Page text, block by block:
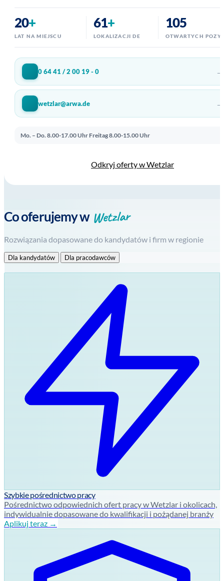
20+
LAT NA MIEJSCU
61+
LOKALIZACJI DE
105
OTWARTYCH
0 64 41 / 2 00 19 - 0 →
wetzlar@arwa.de →
Mo. – Do. 8.00-17.00 Uhr Freitag 8.00-15.00 Uhr
Odkryj oferty w Wetzlar
Co oferujemy w Wetzlar
Rozwiązania dopasowane do kandydatów i firm w regionie
Dla kandydatów Dla pracodawców
Szybkie pośrednictwo pracy
Pośrednictwo odpowiednich ofert pracy w Wetzlar i okolicach,
indywidualnie dopasowane do kwalifikacji i pożądanej branży
Aplikuj teraz →